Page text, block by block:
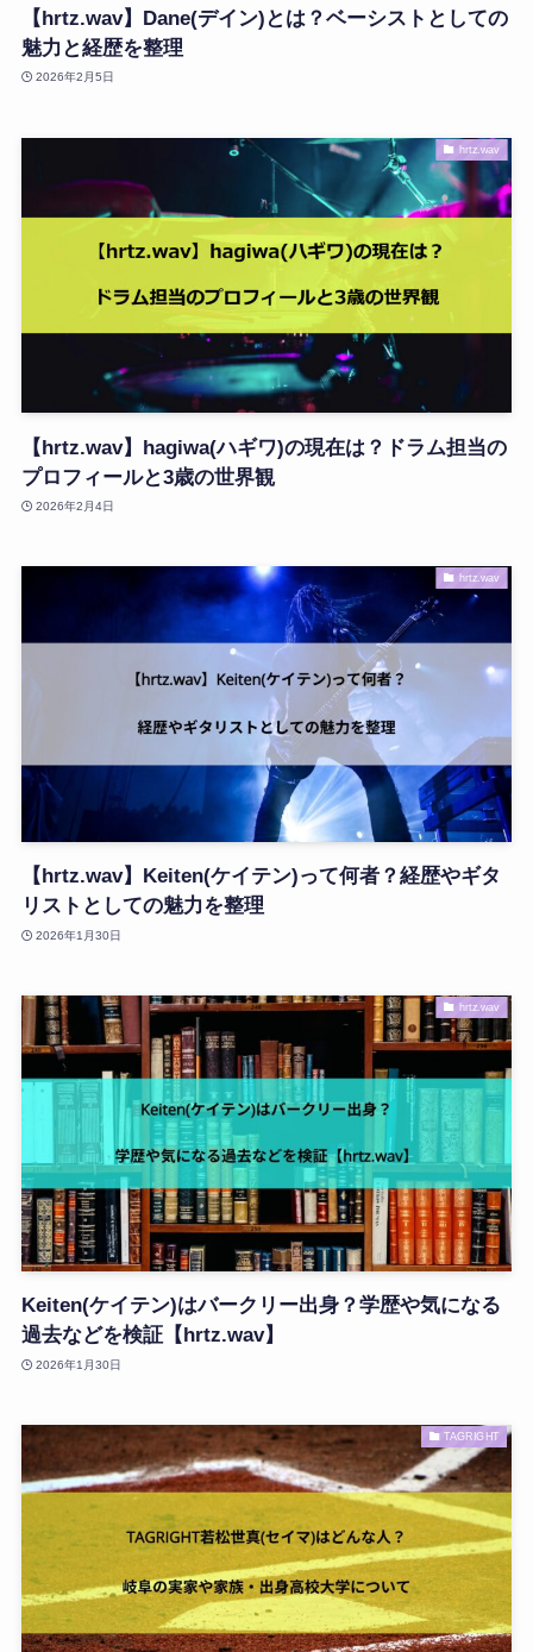
【hrtz.wav】Dane(デイン)とは？ベーシストとしての
魅力と経歴を整理
2026年2月5日
hrtz.wav
【hrtz.wav】hagiwa(ハギワ)の現在は？ドラム担当の
プロフィールと3歳の世界観
2026年2月4日
hrtz.wav
【hrtz.wav】Keiten(ケイテン)って何者？経歴やギタ
リストとしての魅力を整理
2026年1月30日
hrtz.wav
Keiten(ケイテン)はバークリー出身？学歴や気になる
過去などを検証【hrtz.wav】
2026年1月30日
TAGRIGHT